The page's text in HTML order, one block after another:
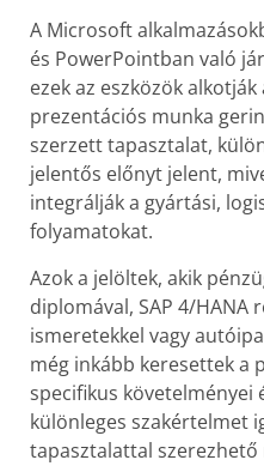
A Microsoft
és PowerPointban való
ezek az eszközök alkotják
prezentációs munka
szerzett tapasztalat,
jelentős előnyt jelent,
integrálják a gyártási,
folyamatokat.
Azok a jelöltek, akik
diplomával, SAP 4/HANA
ismeretekkel vagy
még inkább keresettek a
specifikus követelményei
különleges szakértelmet
tapasztalattal szerezhető